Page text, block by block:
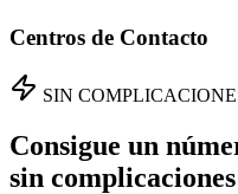
Centros de Contacto
SIN
Consigue un
sin complicaciones